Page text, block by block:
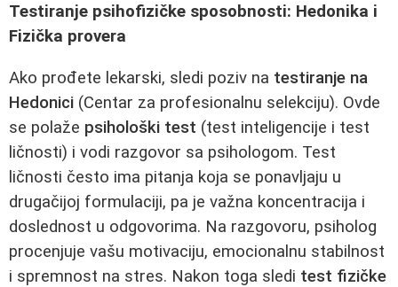
Testiranje psihofizičke sposobnosti: Hedonika i
Fizička provera
Ako prođete lekarski, sledi poziv na testiranje na
Hedonici (Centar za profesionalnu selekciju). Ovde
se polaže psihološki test (test inteligencije i test
ličnosti) i vodi razgovor sa psihologom. Test
ličnosti često ima pitanja koja se ponavljaju u
drugačijoj formulaciji, pa je važna koncentracija i
doslednost u odgovorima. Na razgovoru, psiholog
procenjuje vašu motivaciju, emocionalnu stabilnost
i spremnost na stres. Nakon toga sledi test fizičke